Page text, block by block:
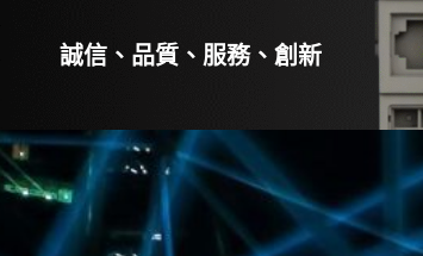
誠信、品質、服務、創新